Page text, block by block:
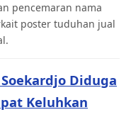
pencemaran nama
poster tuduhan jual
Diduga
Keluhkan